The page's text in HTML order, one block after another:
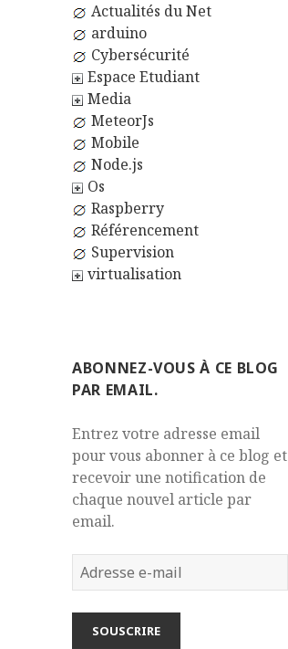
Actualités du Net
arduino
Cybersécurité
Espace Etudiant
Media
MeteorJs
Mobile
Node.js
Os
Raspberry
Référencement
Supervision
virtualisation
ABONNEZ-VOUS À CE BLOG
PAR EMAIL.
Entrez votre adresse email
pour vous abonner à ce blog et
recevoir une notification de
chaque nouvel article par
email.
Adresse
e-
mail
SOUSCRIRE